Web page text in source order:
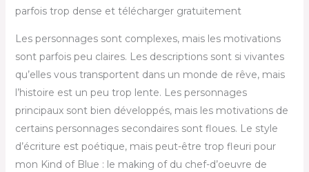
parfois trop dense et télécharger gratuitement
Les personnages sont complexes, mais les motivations
sont parfois peu claires. Les descriptions sont si vivantes
qu’elles vous transportent dans un monde de rêve, mais
l’histoire est un peu trop lente. Les personnages
principaux sont bien développés, mais les motivations de
certains personnages secondaires sont floues. Le style
d’écriture est poétique, mais peut-être trop fleuri pour
mon Kind of Blue : le making of du chef-d’oeuvre de